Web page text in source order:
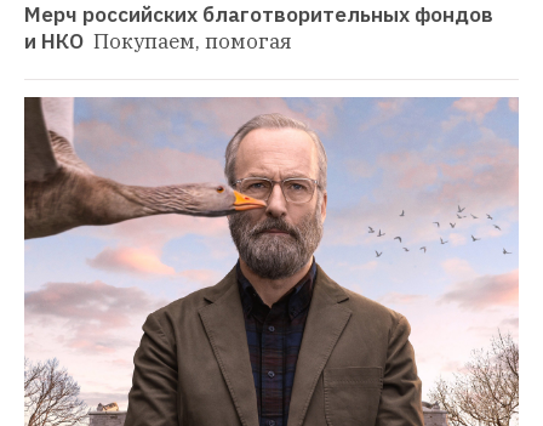
Мерч российских благотворительных фондов
и НКО Покупаем, помогая